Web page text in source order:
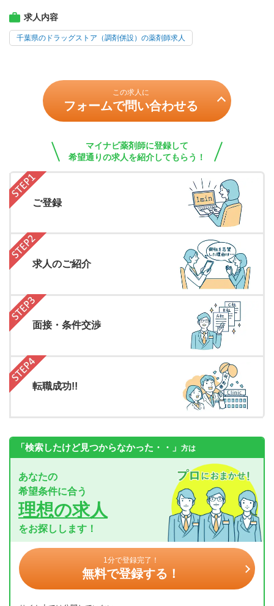
求人内容
千葉県のドラッグストア（調剤併設）の薬剤師求人
この求人に
フォームで問い合わせる
マイナビ薬剤師に登録して
希望通りの求人を紹介してもらう！
ご登録
求人のご紹介
面接・条件交渉
転職成功!!
「検索したけど見つからなかった・・」 方は
あなたの
希望条件に合う
理想の求人
をお探しします！
1分で登録完了！
無料で登録する！